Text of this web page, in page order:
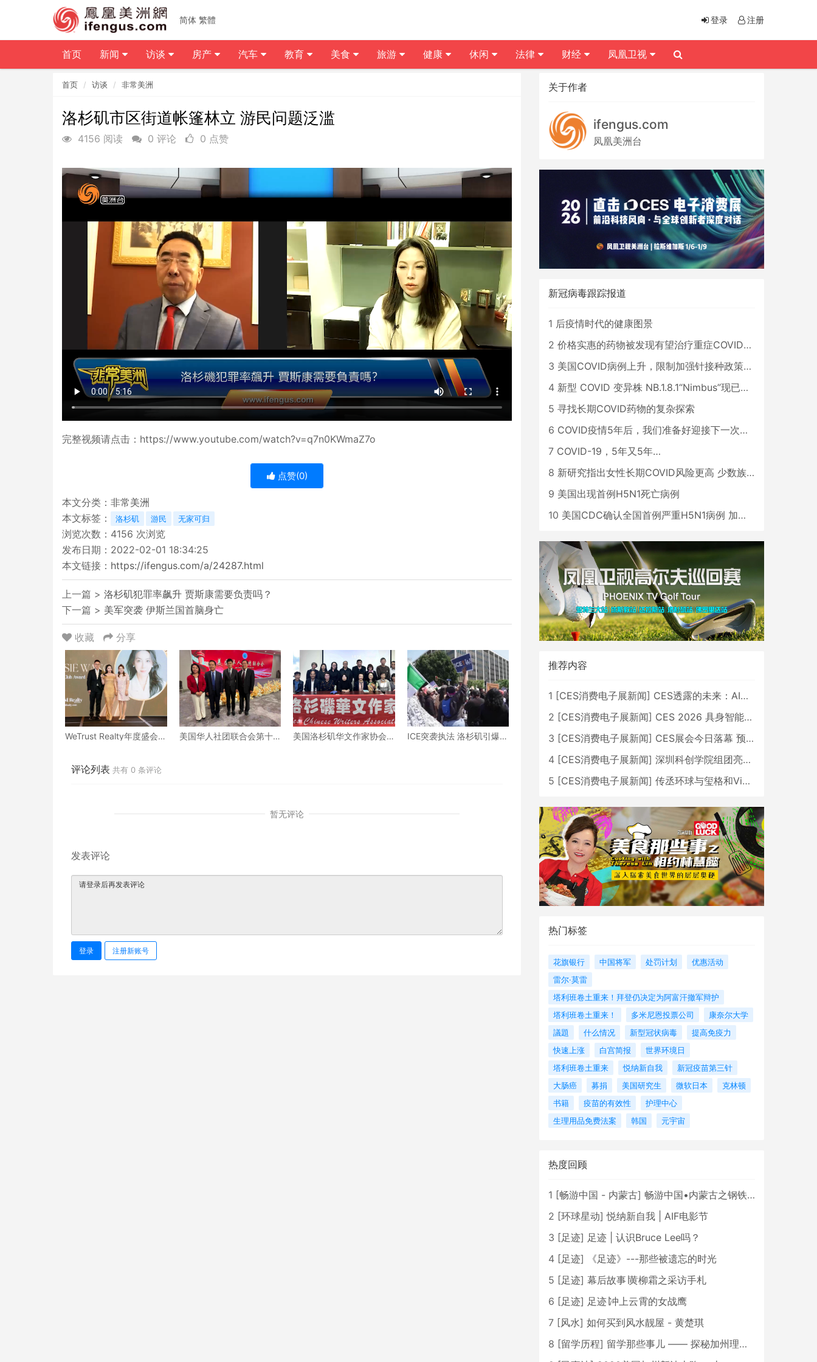
首页 访谈 非常美洲
洛杉矶市区街道帐篷林立 游民问题泛滥
4156 阅读 0 评论 0 点赞
完整视频请点击：https://www.youtube.com/watch?v=q7n0KWmaZ7o
点赞(0)
本文分类： 非常美洲
本文标签：
洛杉矶 游民 无家可归
浏览次数： 4156 次浏览
发布日期：2022-02-01 18:34:25
本文链接： https://ifengus.com/a/24287.html
上一篇 > 洛杉矶犯罪率飙升 贾斯康需要负责吗？
下一篇 > 美军突袭 伊斯兰国首脑身亡
收藏 分享
WeTrust Realty年度盛会在
美国华人社团联合会第十
美国洛杉矶华文作家协会
ICE突袭执法 洛杉矶引爆抗
评论列表 共有 0 条评论
暂无评论
发表评论
登录 注册新账号
关于作者
ifengus.com
凤凰美洲台
新冠病毒跟踪报道
1 后疫情时代的健康图景
2 价格实惠的药物被发现有望治疗重症COVID患者
3 美国COVID病例上升，限制加强针接种政策即将出台
4 新型 COVID 变异株 NB.1.8.1“Nimbus”现已在美国占据主导地位
5 寻找长期COVID药物的复杂探索
6 COVID疫情5年后，我们准备好迎接下一次大流行了吗？
7 COVID-19，5年又5年…
8 新研究指出女性长期COVID风险更高 少数族裔儿童存在差异
9 美国出现首例H5N1死亡病例
10 美国CDC确认全国首例严重H5N1病例 加州进入紧急状态
推荐内容
1 [CES消费电子展新闻] CES透露的未来：AI、机器人与智能生活大爆发
2 [CES消费电子展新闻] CES 2026 具身智能与创新领域 中国公司大放异彩
3 [CES消费电子展新闻] CES展会今日落幕 预计2026行业收入将超五千亿美元
4 [CES消费电子展新闻] 深圳科创学院组团亮相CES 广受好评
5 [CES消费电子展新闻] 传丞环球与玺格和VibeLens共同推出全新耳机
热门标签
花旗银行 中国将军 处罚计划
优惠活动
雷尔·莫雷
塔利班卷土重来！拜登仍决定为阿富汗撤军辩护
塔利班卷土重来！
多米尼恩投票公司
康奈尔大学
議題
什么情况 新型冠状病毒
提高免疫力
快速上涨
白宫简报
世界环境日
塔利班卷土重来
悦纳新自我
新冠疫苗第三针
大肠癌
募捐 美国研究生 微软日本
克林顿
书籍
疫苗的有效性
护理中心
生理用品免费法案
韩国 元宇宙
热度回顾
1 [畅游中国 - 内蒙古] 畅游中国•内蒙古之钢铁骄子，魅力包头
2 [环球星动] 悦纳新自我 | AIF电影节
3 [足迹] 足迹 | 认识Bruce Lee吗？
4 [足迹]
《足迹》---那些被遗忘的时光
5 [足迹] 幕后故事∣黄柳霜之采访手札
6 [足迹] 足迹∣冲上云霄的女战鹰
7 [风水] 如何买到风水靓屋 - 黄楚琪
8 [留学历程] 留学那些事儿 —— 探秘加州理工学院Caltech博士生活 [上集]
简体 繁體 登录 注册
首页 新闻 访谈 房产 汽车 教育 美食 旅游 健康 休闲 法律 财经 凤凰卫视